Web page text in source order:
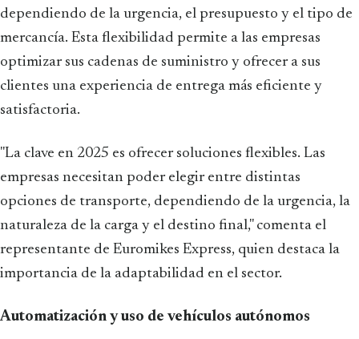
dependiendo de la urgencia, el presupuesto y el tipo de
mercancía. Esta flexibilidad permite a las empresas
optimizar sus cadenas de suministro y ofrecer a sus
clientes una experiencia de entrega más eficiente y
satisfactoria.
"La clave en 2025 es ofrecer soluciones flexibles. Las
empresas necesitan poder elegir entre distintas
opciones de transporte, dependiendo de la urgencia, la
naturaleza de la carga y el destino final," comenta el
representante de Euromikes Express, quien destaca la
importancia de la adaptabilidad en el sector.
Automatización y uso de vehículos autónomos